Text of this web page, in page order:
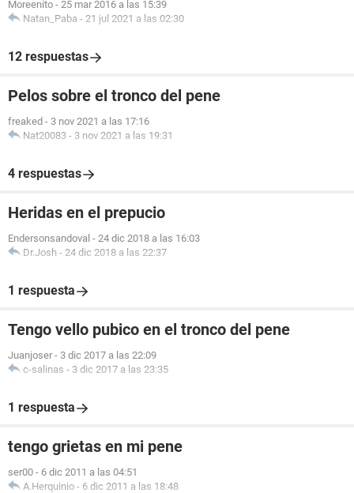
Moreenito - 25 mar 2016 a las 15:39
Natan_Paba - 21 jul 2021 a las 02:30
12 respuestas
Pelos sobre el tronco del pene
freaked - 3 nov 2021 a las 17:16
Nat20083 - 3 nov 2021 a las 19:31
4 respuestas
Heridas en el prepucio
Endersonsandoval - 24 dic 2018 a las 16:03
Dr.Josh - 24 dic 2018 a las 22:37
1 respuesta
Tengo vello pubico en el tronco del pene
Juanjoser - 3 dic 2017 a las 22:09
c-salinas - 3 dic 2017 a las 23:35
1 respuesta
tengo grietas en mi pene
ser00 - 6 dic 2011 a las 04:51
A.Herquinio - 6 dic 2011 a las 18:48